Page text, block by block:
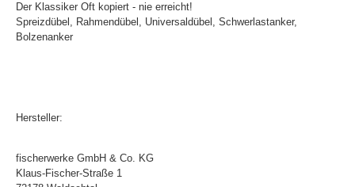
Der Klassiker Oft kopiert - nie erreicht!
Spreizdübel, Rahmendübel, Universaldübel, Schwerlastanker,
Bolzenanker
Hersteller:
fischerwerke GmbH & Co. KG
Klaus-Fischer-Straße 1